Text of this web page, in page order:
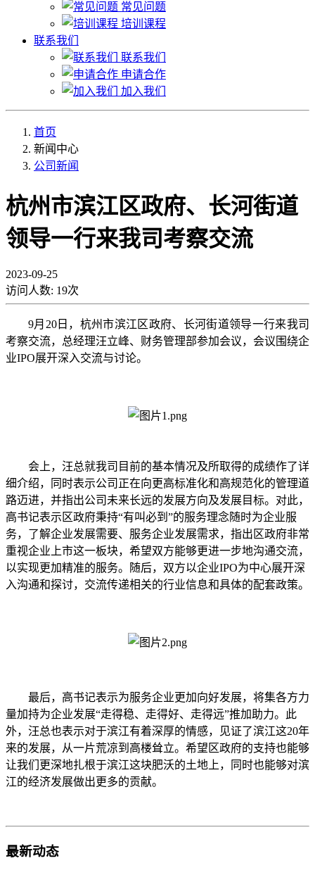
常见问题
培训课程
联系我们
联系我们
申请合作
加入我们
首页
新闻中心
公司新闻
杭州市滨江区政府、长河街道
领导一行来我司考察交流
2023-09-25
访问人数: 19次
9月20日， 杭州市滨江区政府、长河街道领导一行来我司
考察交流，总经理汪立峰、财务管理部参加会议，会议围绕企
业IPO展开深入交流与讨论。
会上，汪总就我司目前的基本情况及所取得的成绩作了详
细介绍，同时表示公司正在向更高标准化和高规范化的管理道
路迈进，并指出公司未来长远的发展方向及发展目标。对此，
高书记表示区政府秉持“有叫必到”的服务理念随时为企业服
务，了解企业发展需要、服务企业发展需求，指出区政府非常
重视企业上市这一板块，希望双方能够更进一步地沟通交流，
以实现更加精准的服务。随后，双方以企业IPO为中心展开深
入沟通和探讨， 交流传递相关的行业信息和具体的配套政策。
最后，高书记表示为服务企业更加向好发展，将集各方力
量加持为企业发展“走得稳、走得好、走得远”推加助力。此
外，汪总也表示对于滨江有着深厚的情感， 见证了滨江这20年
来的发展，从一片荒凉到高楼耸立。希望区政府的支持也能够
让我们更深地扎根于滨江这块肥沃的土地上，
同时也能够对滨
江的经济发展做出更多的贡献。
最新动态